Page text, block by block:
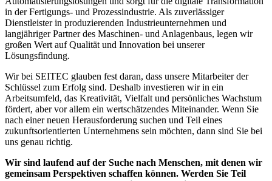
in der Fertigungs- und Prozessindustrie. Als zuverlässiger
Dienstleister in produzierenden Industrieunternehmen und
langjähriger Partner des Maschinen- und Anlagenbaus, legen wir
großen Wert auf Qualität und Innovation bei unserer
Lösungsfindung.
Wir bei SEITEC glauben fest daran, dass unsere Mitarbeiter der
Schlüssel zum Erfolg sind. Deshalb investieren wir in ein
Arbeitsumfeld, das Kreativität, Vielfalt und persönliches Wachstum
fördert, aber vor allem ein wertschätzendes Miteinander. Wenn Sie
nach einer neuen Herausforderung suchen und Teil eines
zukunftsorientierten Unternehmens sein möchten, dann sind Sie bei
uns genau richtig.
Wir sind laufend auf der Suche nach Menschen, mit denen wir
gemeinsam Perspektiven schaffen können. Werden Sie Teil